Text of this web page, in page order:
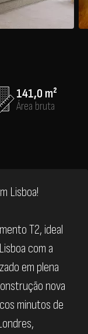
141,0 m²
Área bruta
Lisboa!
T2, ideal
com a
em plena
nova
minutos de